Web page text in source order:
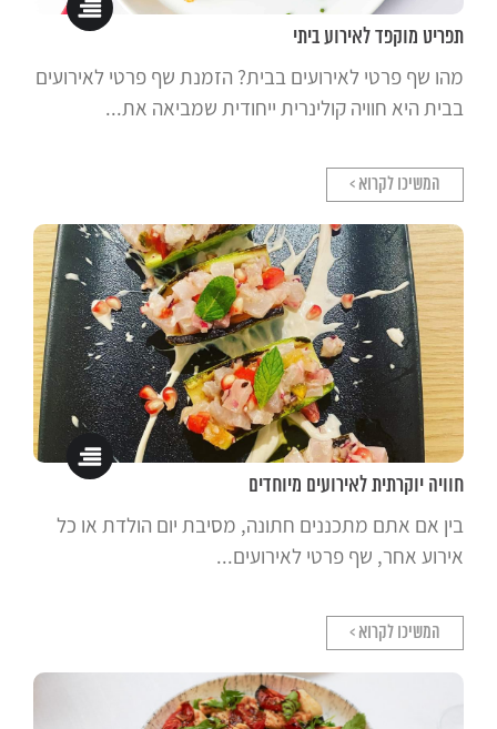
תפריט מוקפד לאירוע ביתי
מהו שף פרטי לאירועים בבית? הזמנת שף פרטי לאירועים
בבית היא חוויה קולינרית ייחודית שמביאה את...
המשיכו לקרוא >
חוויה יוקרתית לאירועים מיוחדים
בין אם אתם מתכננים חתונה, מסיבת יום הולדת או כל
אירוע אחר, שף פרטי לאירועים...
המשיכו לקרוא >